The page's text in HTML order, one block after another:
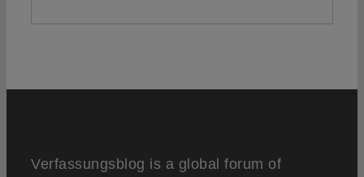
Verfassungsblog is a global forum of